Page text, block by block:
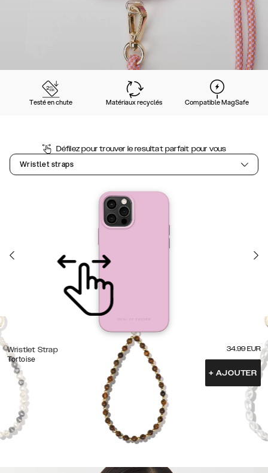
Testé en chute Matériaux recyclés Compatible MagSafe
Défilez pour trouver le resultat parfait pour vous
Wristlet straps
Wristlet Strap
Tortoise
34.99 EUR
+ AJOUTER